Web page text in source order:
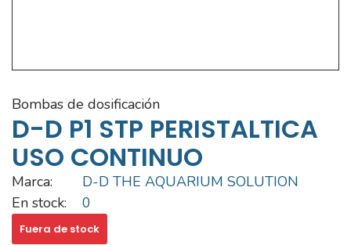
bombas de dosificación
D-D P1 STP PERISTALTICA
USO CONTINUO
Marca:
D-D THE AQUARIUM SOLUTION
En stock:
0
Fuera de stock